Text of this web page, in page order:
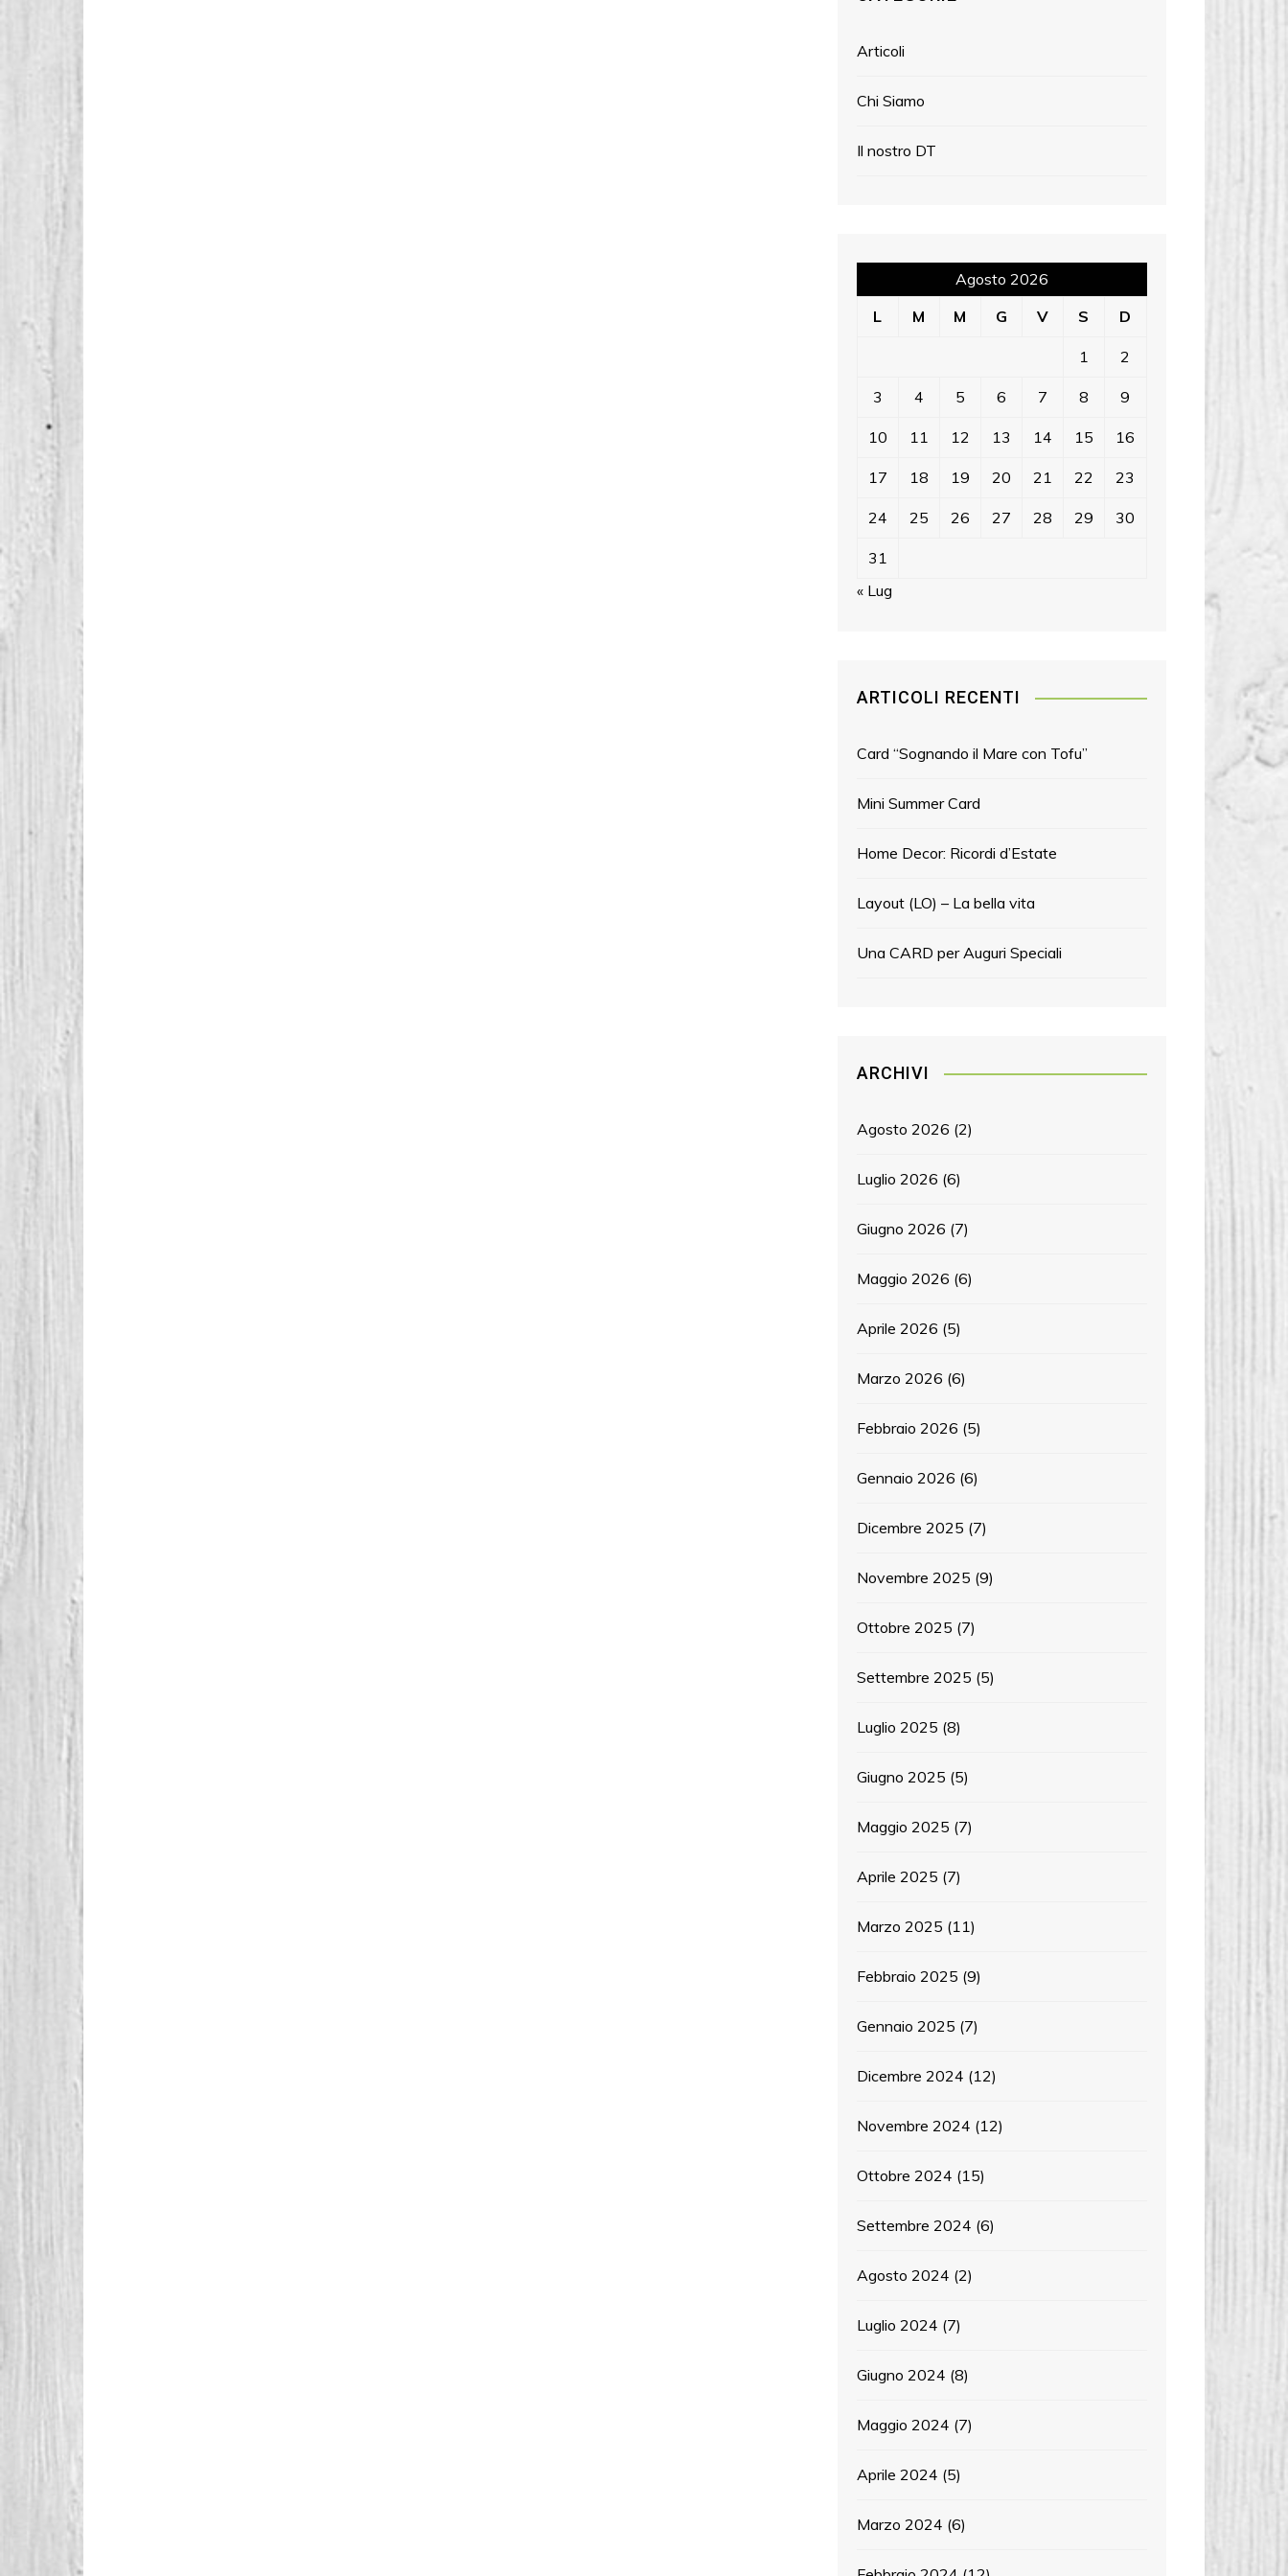
Articoli
Chi Siamo
Il nostro DT
Agosto 2026
L
M M G V S D
1 2
3 4 5 6 7 8 9
10 11 12 13 14 15 16
17 18 19 20 21 22 23
24 25 26 27 28 29 30
31
« Lug
ARTICOLI RECENTI
Card “Sognando il Mare con Tofu”
Mini Summer Card
Home Decor: Ricordi d’Estate
Layout (LO) – La bella vita
Una CARD per Auguri Speciali
ARCHIVI
Agosto 2026 (2)
Luglio 2026 (6)
Giugno 2026 (7)
Maggio 2026 (6)
Aprile 2026 (5)
Marzo 2026 (6)
Febbraio 2026 (5)
Gennaio 2026 (6)
Dicembre 2025 (7)
Novembre 2025 (9)
Ottobre 2025 (7)
Settembre 2025 (5)
Luglio 2025 (8)
Giugno 2025 (5)
Maggio 2025 (7)
Aprile 2025 (7)
Marzo 2025 (11)
Febbraio 2025 (9)
Gennaio 2025 (7)
Dicembre 2024 (12)
Novembre 2024 (12)
Ottobre 2024 (15)
Settembre 2024 (6)
Agosto 2024 (2)
Luglio 2024 (7)
Giugno 2024 (8)
Maggio 2024 (7)
Aprile 2024 (5)
Marzo 2024 (6)